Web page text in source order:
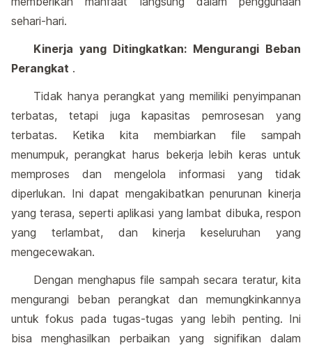
sehari-hari.
Kinerja yang Ditingkatkan: Mengurangi Beban
Perangkat .
Tidak hanya perangkat yang memiliki penyimpanan
terbatas, tetapi juga kapasitas pemrosesan yang
terbatas. Ketika kita membiarkan file sampah
menumpuk, perangkat harus bekerja lebih keras untuk
memproses dan mengelola informasi yang tidak
diperlukan. Ini dapat mengakibatkan penurunan kinerja
yang terasa, seperti aplikasi yang lambat dibuka, respon
yang terlambat, dan kinerja keseluruhan yang
mengecewakan.
Dengan menghapus file sampah secara teratur, kita
mengurangi beban perangkat dan memungkinkannya
untuk fokus pada tugas-tugas yang lebih penting. Ini
bisa menghasilkan perbaikan yang signifikan dalam